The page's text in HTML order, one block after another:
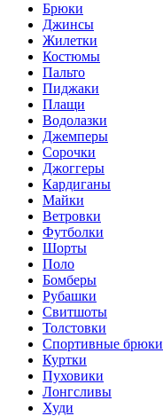
Брюки
Джинсы
Жилетки
Костюмы
Пальто
Пиджаки
Плащи
Водолазки
Джемперы
Сорочки
Джоггеры
Кардиганы
Майки
Ветровки
Футболки
Шорты
Поло
Бомберы
Рубашки
Свитшоты
Толстовки
Спортивные брюки
Куртки
Пуховики
Лонгсливы
Худи